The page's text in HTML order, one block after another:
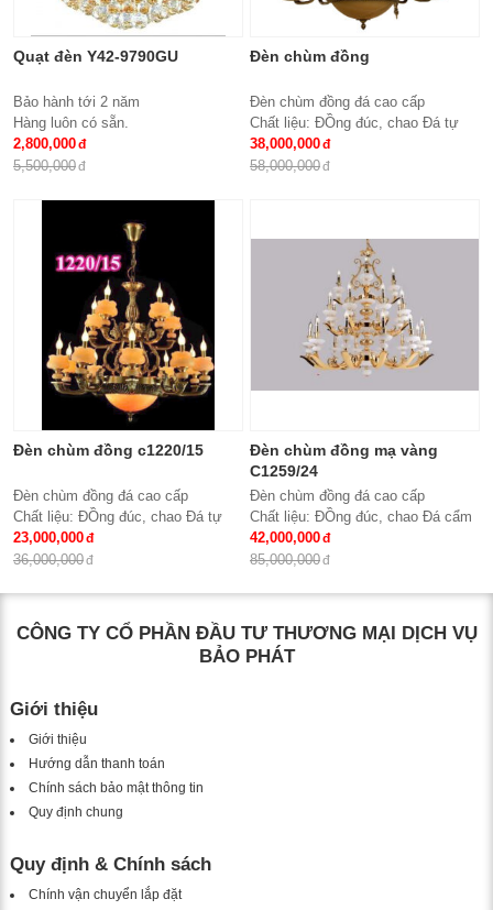
Quạt đèn Y42-9790GU
Bảo hành tới 2 năm
Hàng luôn có sẵn.
2,800,000
5,500,000
Đèn chùm đồng
Đèn chùm đồng đá cao cấp
Chất liệu: ĐỒng đúc, chao Đá tự
nhiên
Số lượng tay : 24 tay
38,000,000
58,000,000
Đèn chùm đồng c1220/15
Đèn chùm đồng đá cao cấp
Chất liệu: ĐỒng đúc, chao Đá tự
nhiên
Số lượng tay : 15 tay
Bóng đèn: Bóng led tiết kiệm điện
E14*15
Bảo hành: 2 năm
23,000,000
36,000,000
Đèn chùm đồng mạ vàng
C1259/24
Đèn chùm đồng đá cao cấp
Chất liệu: ĐỒng đúc, chao Đá cẩm
thạch trắng tự nhiên
Số lượng tay : 24 tay
Bóng đèn: Bóng led tiết kiệm điện
Bảo hành: 2 năm
42,000,000
85,000,000
CÔNG TY CỔ PHẦN ĐẦU TƯ THƯƠNG MẠI DỊCH VỤ
BẢO PHÁT
Giới thiệu
Giới thiệu
Hướng dẫn thanh toán
Chính sách bảo mật thông tin
Quy định chung
Quy định & Chính sách
Chính vận chuyển lắp đặt